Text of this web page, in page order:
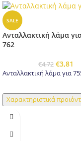
SALE
Ανταλλακτική λάμα
762
€4,72 €3,81
Ανταλλακτική λάμα για
Χαρακτηριστικά